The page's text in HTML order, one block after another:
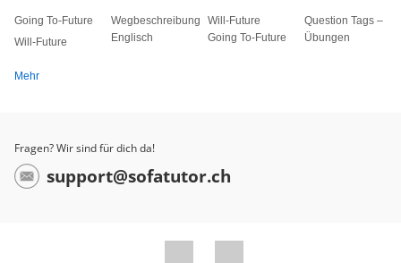
Going To-Future
Will-Future
Wegbeschreibung
Englisch
Will-Future
Going To-Future
Question Tags –
Übungen
Mehr
Fragen? Wir sind für dich da!
support@sofatutor.ch